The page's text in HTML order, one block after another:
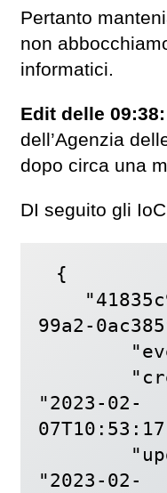
Pertanto
non
informatici.
Edit delle 09:38:
dell’Agenzia
dopo circa una
DI seguito gli
{
99a2-
"2023-02-
"2023-02-